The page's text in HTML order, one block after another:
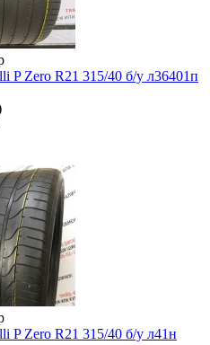
P Zero R21 315/40 б/у л36401п
P Zero R21 315/40 б/у л41н